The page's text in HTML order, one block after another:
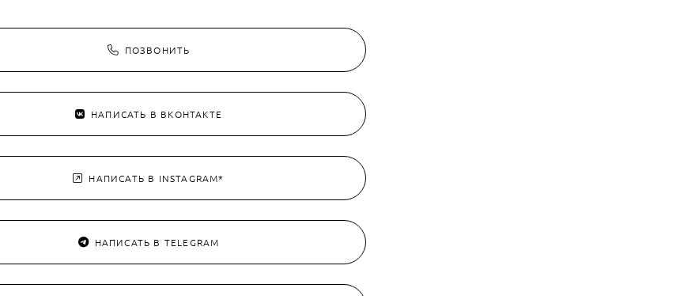
ПОЗВОНИТЬ
НАПИСАТЬ В ВКОНТАКТЕ
НАПИСАТЬ В INSTAGRAM*
НАПИСАТЬ В TELEGRAM